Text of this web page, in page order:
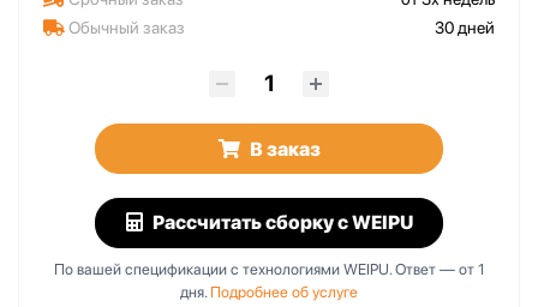
Обычный заказ
30 дней
В заказ
Рассчитать сборкус WEIPU
По вашей спецификации с технологиями WEIPU. Ответ — от 1
дня. Подробнее об услуге